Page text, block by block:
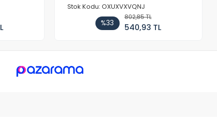
Stok Kodu: OXUXVXVQNJ
%33
802,85 TL
540,93 TL